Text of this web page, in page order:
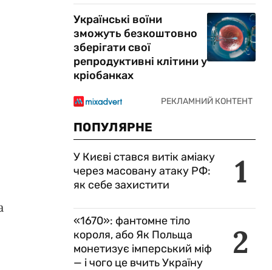
Українські воїни
зможуть безкоштовно
зберігати свої
репродуктивні клітини у
кріобанках
ПОПУЛЯРНЕ
1
У Києві стався витік аміаку
через масовану атаку РФ:
як себе захистити
2
«1670»: фантомне тіло
короля, або Як Польща
монетизує імперський міф
— і чого це вчить Україну